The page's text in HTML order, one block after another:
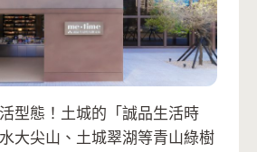
型態！土城的「誠品生活時
大尖山、土城翠湖等青山綠樹